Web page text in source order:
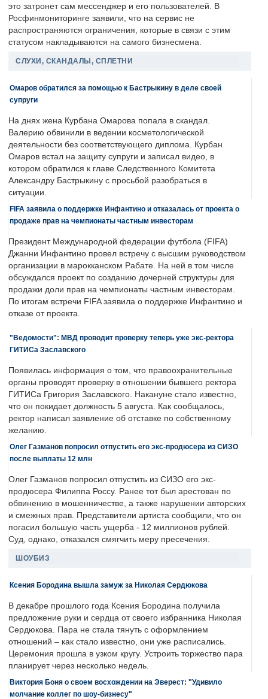
это затронет сам мессенджер и его пользователей. В
Росфинмониторинге заявили, что на сервис не
распространяются ограничения, которые в связи с этим
статусом накладываются на самого бизнесмена.
СЛУХИ, СКАНДАЛЫ, СПЛЕТНИ
Омаров обратился за помощью к Бастрыкину в деле своей
супруги
На днях жена Курбана Омарова попала в скандал.
Валерию обвинили в ведении косметологической
деятельности без соответствующего диплома. Курбан
Омаров встал на защиту супруги и записал видео, в
котором обратился к главе Следственного Комитета
Александру Бастрыкину с просьбой разобраться в
ситуации.
FIFA заявила о поддержке Инфантино и отказалась от проекта о
продаже прав на чемпионаты частным инвесторам
Президент Международной федерации футбола (FIFA)
Джанни Инфантино провел встречу с высшим руководством
организации в марокканском Рабате. На ней в том числе
обсуждался проект по созданию дочерней структуры для
продажи доли прав на чемпионаты частным инвесторам.
По итогам встречи FIFA заявила о поддержке Инфантино и
отказе от проекта.
"Ведомости": МВД проводит проверку теперь уже экс-ректора
ГИТИСа Заславского
Появилась информация о том, что правоохранительные
органы проводят проверку в отношении бывшего ректора
ГИТИСа Григория Заславского. Накануне стало известно,
что он покидает должность 5 августа. Как сообщалось,
ректор написал заявление об отставке по собственному
желанию.
Олег Газманов попросил отпустить его экс-продюсера из СИЗО
после выплаты 12 млн
Олег Газманов попросил отпустить из СИЗО его экс-
продюсера Филиппа Россу. Ранее тот был арестован по
обвинению в мошенничестве, а также нарушении авторских
и смежных прав. Представители артиста сообщили, что он
погасил большую часть ущерба - 12 миллионов рублей.
Суд, однако, отказался смягчить меру пресечения.
ШОУБИЗ
Ксения Бородина вышла замуж за Николая Сердюкова
В декабре прошлого года Ксения Бородина получила
предложение руки и сердца от своего избранника Николая
Сердюкова. Пара не стала тянуть с оформлением
отношений – как стало известно, они уже расписались.
Церемония прошла в узком кругу. Устроить торжество пара
планирует через несколько недель.
Виктория Боня о своем восхождении на Эверест: "Удивило
молчание коллег по шоу-бизнесу"